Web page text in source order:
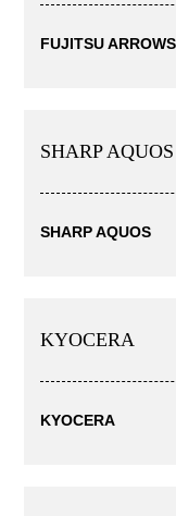
FUJITSU ARROWS
SHARP AQUOS
SHARP AQUOS
KYOCERA
KYOCERA